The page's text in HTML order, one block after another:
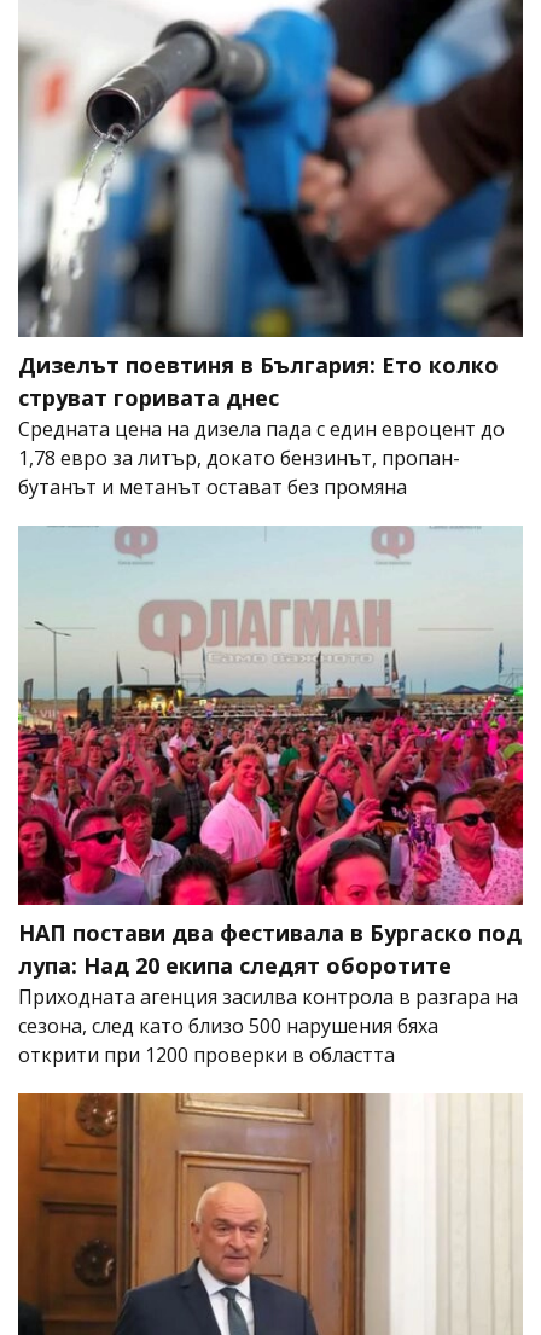
Дизелът поевтиня в България: Ето колко
струват горивата днес
Средната цена на дизела пада с един евроцент до
1,78 евро за литър, докато бензинът, пропан-
бутанът и метанът остават без промяна
НАП постави два фестивала в Бургаско под
лупа: Над 20 екипа следят оборотите
Приходната агенция засилва контрола в разгара на
сезона, след като близо 500 нарушения бяха
открити при 1200 проверки в областта